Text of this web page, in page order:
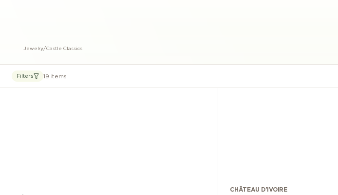
Jewelry/Castle Classics
Filters 19 items
CHÂTEAU D'IVOIRE